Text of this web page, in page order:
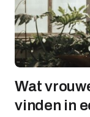
Wat
vinden in